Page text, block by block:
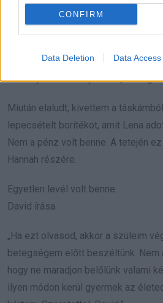
CONFIRM
Data Deletion Data Access
magadról” – suttogta.
Halványan elmosolyodott. „Mindig
Miután elaludt, kivettem a
lepecsételt borítékot, amit Lena
Nem a pénz volt benne. A tetején
Hannah részére.
Egyetlen levél volt benne.
David írása.
„Ha ezt olvasod, akkor a szüleim
betegségem előtt beszéltünk. Nem
hogy ne maradjon belőlünk valami
ilyen módon kerül gyermek az